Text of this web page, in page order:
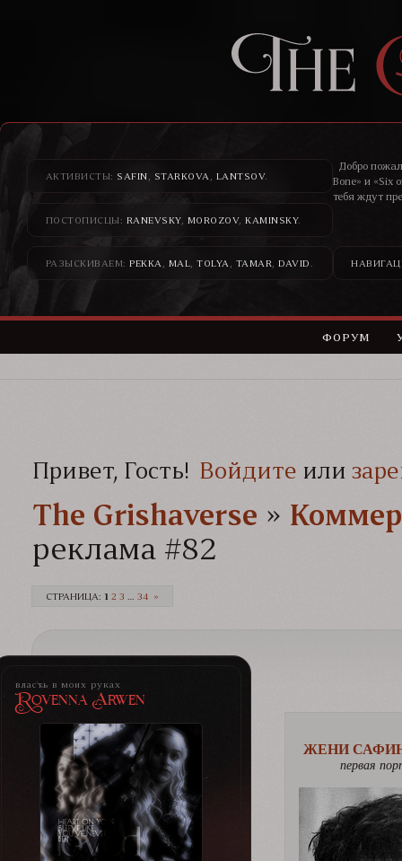
АКТИВИСТЫ: SAFIN STARKOVA LANTSOV.
ПОСТОПИСЦЫ: RANEVSKY MOROZOV,KAMINSKY.
РАЗЫСКИВАЕМ:PEKKA MAL ,TOLYA TAMAR ,DAVID
Добро
Bone» и «Six
тебя ждут
ФОРУМ
Привет, Гость! Войдите или
The Grishaverse­­­ »
реклама #82
СТРАНИЦА: 1 2 3 34 »
власть в моих руках
Rovenna Arwen
ЖЕНИ
первая